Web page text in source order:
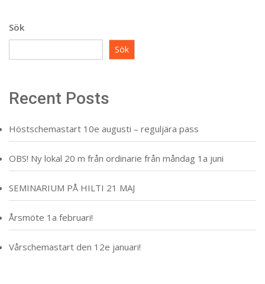
Sök
Sök
Recent Posts
Höstschemastart 10e augusti – reguljära pass
OBS! Ny lokal 20 m från ordinarie från måndag 1a juni
SEMINARIUM PÅ HILTI 21 MAJ
Årsmöte 1a februari!
Vårschemastart den 12e januari!